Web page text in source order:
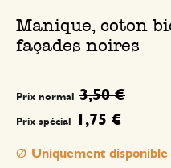
Manique, coton
façades noires
Prix spécial 1,75 €
Prix normal 3,50 €
Uniquement disponible